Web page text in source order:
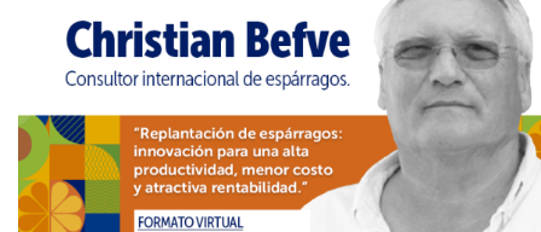
replantación
de
espárragos